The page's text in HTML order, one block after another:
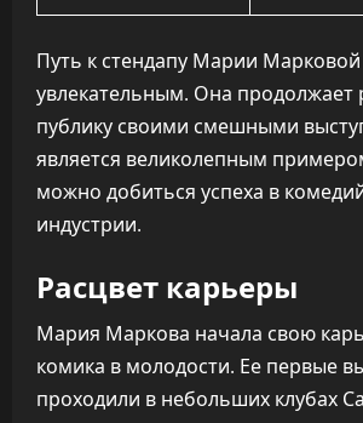
Путь к стендапу Марии
увлекательным. Она продолжает
публику своими смешными
является великолепным
можно добиться успеха в
индустрии.
Расцвет карьеры
Мария Маркова начала свою
комика в молодости. Ее первые
проходили в небольших клубах